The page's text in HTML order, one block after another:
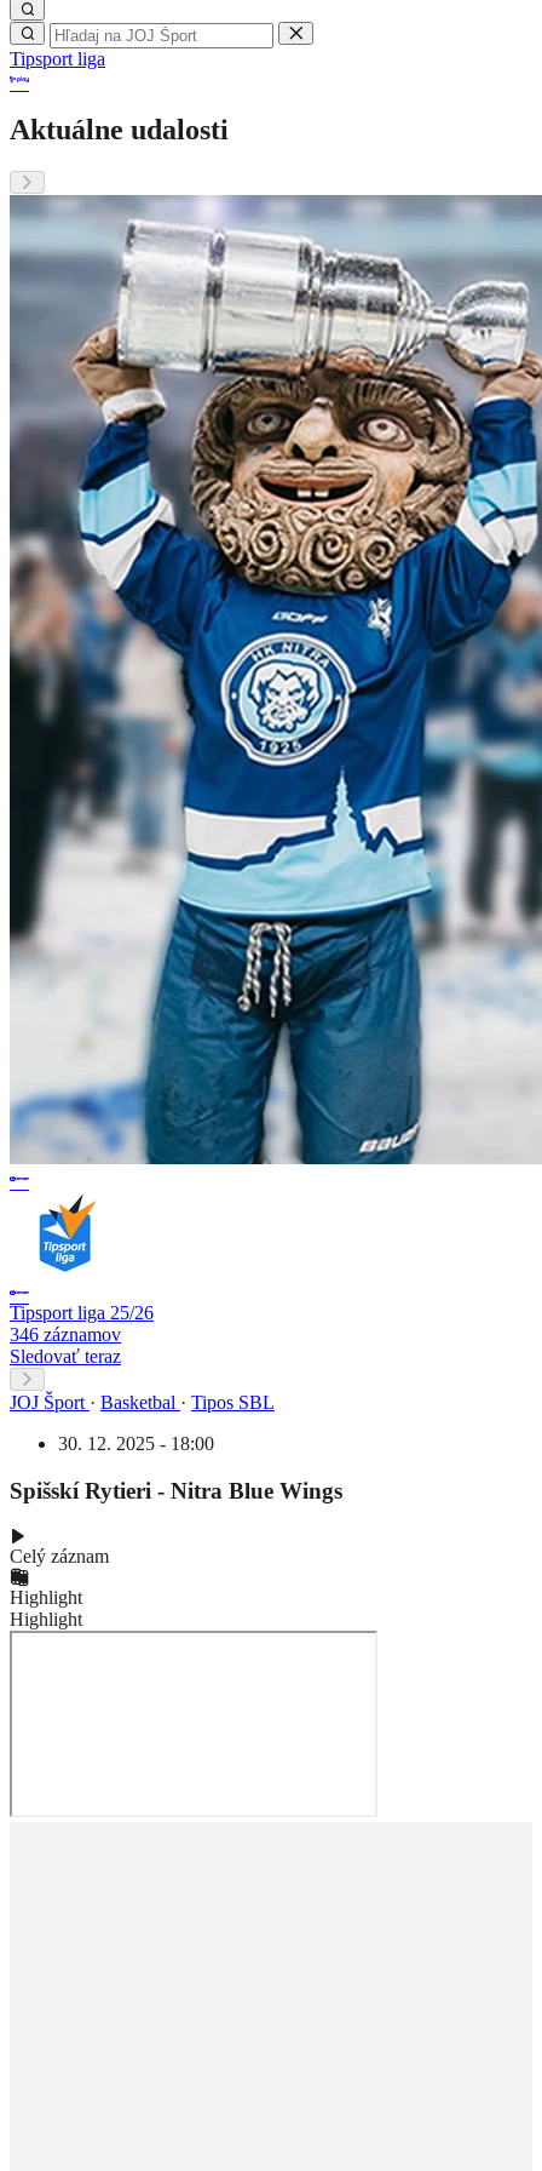
Tipsport liga
Aktuálne udalosti
Tipsport liga 25/26
346 záznamov
Sledovať teraz
JOJ Šport · Basketbal · Tipos SBL
30. 12. 2025 - 18:00
Spišskí Rytieri - Nitra Blue Wings
Celý záznam
Highlight
Highlight